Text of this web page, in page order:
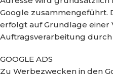
Google zusammengeführt.
erfolgt auf Grundlage einer
Auftragsverarbeitung durch
GOOGLE ADS
Zu Werbezwecken in den